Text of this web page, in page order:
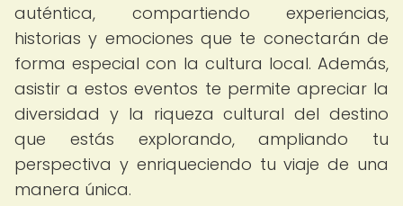
auténtica, compartiendo experiencias,
historias y emociones que te conectarán de
forma especial con la cultura local. Además,
asistir a estos eventos te permite apreciar la
diversidad y la riqueza cultural del destino
que estás explorando, ampliando tu
perspectiva y enriqueciendo tu viaje de una
manera única.